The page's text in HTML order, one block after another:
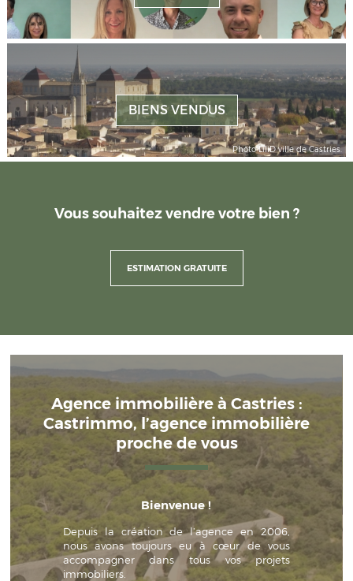
BIENS VENDUS
Photo LiliD ville de Castries.
Vous souhaitez vendre votre bien ?
ESTIMATION GRATUITE
Agence immobilière à Castries :
Castrimmo, l’agence immobilière
proche de vous
Bienvenue !
Depuis la création de l’agence en 2006,
nous avons toujours eu à cœur de vous
accompagner dans tous vos projets
immobiliers.